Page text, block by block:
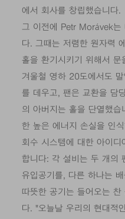
에서 회사를 창립했습니다.
그 이전에 Petr Morávek는
다. 그때는 저렴한 원자력
홀을 환기시키기 위해서
겨울철 영하 20도에서도
를 데우고, 팬은 교환을 담
의 아버지는 홀을 단열했
한 높은 에너지 손실을 인
회수 시스템에 대한 아이
합니다: 각 설비는 두 개의
유입공기를, 다른 하나는
따뜻한 공기는 들어오는 찬
다. "오늘날 우리의 현대적